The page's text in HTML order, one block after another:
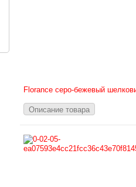
Florance серо-бежевый
Описание товара